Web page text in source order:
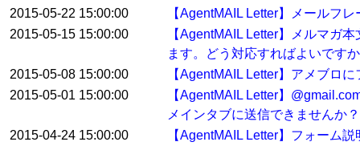
2015-05-22 15:00:00
【AgentMAIL Letter】メールフ
2015-05-15 15:00:00
【AgentMAIL Letter】メルマガ
ます。どう対応すればよいです
2015-05-08 15:00:00
【AgentMAIL Letter】アメブロ
2015-05-01 15:00:00
【AgentMAIL Letter】
メインタブに送信できませんか？
2015-04-24 15:00:00
【AgentMAIL Letter】フォーム